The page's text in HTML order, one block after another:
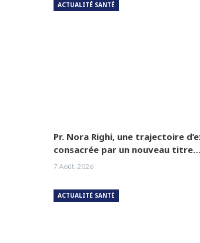
ACTUALITÉ SANTÉ
Pr. Nora Righi, une trajectoire
consacrée par un nouveau titre…
7 Août, 2026
ACTUALITÉ SANTÉ